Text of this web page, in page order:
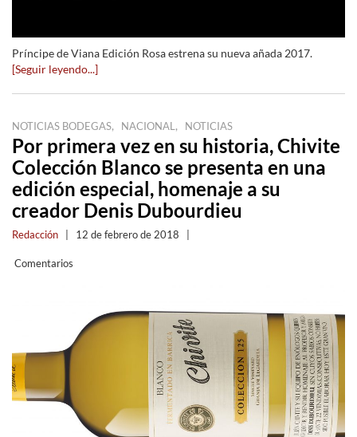
Príncipe de Viana Edición Rosa estrena su nueva añada 2017.
[Seguir leyendo...]
NOTICIAS BODEGAS, NACIONAL , NOTICIAS
Por primera vez en su historia, Chivite
Colección Blanco se presenta en una
edición especial, homenaje a su
creador Denis Dubourdieu
Redacción 12 de febrero de 2018
Comentarios